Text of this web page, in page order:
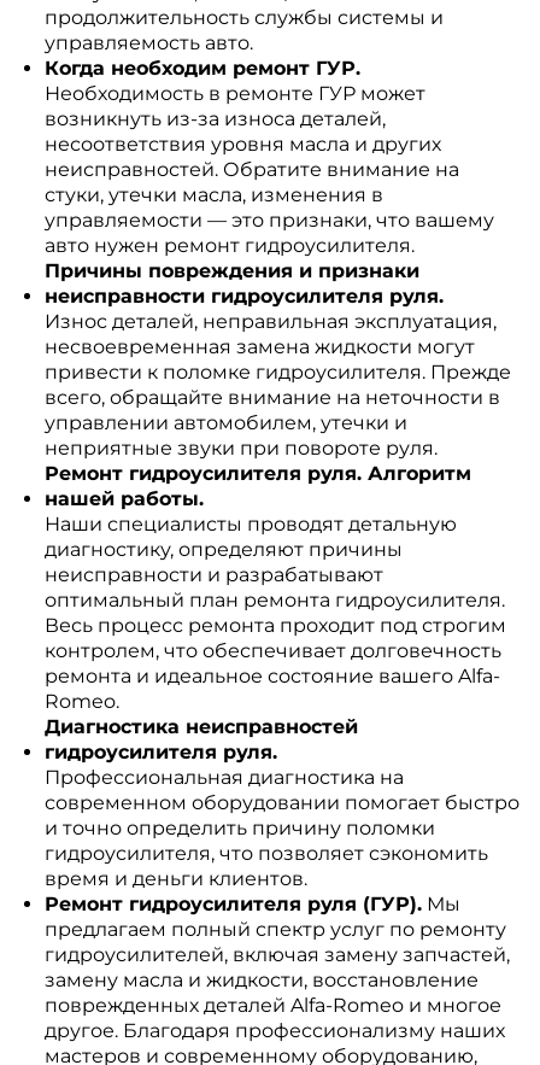
продолжительность службы системы и
управляемость авто.
Когда необходим ремонт ГУР.
Необходимость в ремонте ГУР может
возникнуть из-за износа деталей,
несоответствия уровня масла и других
неисправностей. Обратите внимание на
стуки, утечки масла, изменения в
управляемости — это признаки, что вашему
авто нужен ремонт гидроусилителя.
Причины повреждения и признаки
неисправности гидроусилителя руля.
Износ деталей, неправильная эксплуатация,
несвоевременная замена жидкости могут
привести к поломке гидроусилителя. Прежде
всего, обращайте внимание на неточности в
управлении автомобилем, утечки и
неприятные звуки при повороте руля.
Ремонт гидроусилителя руля. Алгоритм
нашей работы.
Наши специалисты проводят детальную
диагностику, определяют причины
неисправности и разрабатывают
оптимальный план ремонта гидроусилителя.
Весь процесс ремонта проходит под строгим
контролем, что обеспечивает долговечность
ремонта и идеальное состояние вашего Alfa-
Romeo.
Диагностика неисправностей
гидроусилителя руля.
Профессиональная диагностика на
современном оборудовании помогает быстро
и точно определить причину поломки
гидроусилителя, что позволяет сэкономить
время и деньги клиентов.
Ремонт гидроусилителя руля (ГУР).Мы
предлагаем полный спектр услуг по ремонту
гидроусилителей, включая замену запчастей,
замену масла и жидкости, восстановление
поврежденных деталей Alfa-Romeo и многое
другое. Благодаря профессионализму наших
мастеров и современному оборудованию,